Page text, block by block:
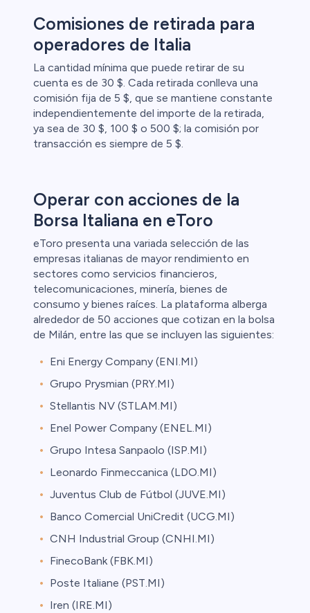
Comisiones de retirada para
operadores de Italia
La cantidad mínima que puede retirar de su
cuenta es de 30 $. Cada retirada conlleva una
comisión fija de 5 $, que se mantiene constante
independientemente del importe de la retirada,
ya sea de 30 $, 100 $ o 500 $; la comisión por
transacción es siempre de 5 $.
Operar con acciones de la
Borsa Italiana en eToro
eToro presenta una variada selección de las
empresas italianas de mayor rendimiento en
sectores como servicios financieros,
telecomunicaciones, minería, bienes de
consumo y bienes raíces. La plataforma alberga
alrededor de 50 acciones que cotizan en la bolsa
de Milán, entre las que se incluyen las siguientes:
Eni Energy Company (ENI.MI)
Grupo Prysmian (PRY.MI)
Stellantis NV (STLAM.MI)
Enel Power Company (ENEL.MI)
Grupo Intesa Sanpaolo (ISP.MI)
Leonardo Finmeccanica (LDO.MI)
Juventus Club de Fútbol (JUVE.MI)
Banco Comercial UniCredit (UCG.MI)
CNH Industrial Group (CNHI.MI)
FinecoBank (FBK.MI)
Poste Italiane (PST.MI)
Iren (IRE.MI)